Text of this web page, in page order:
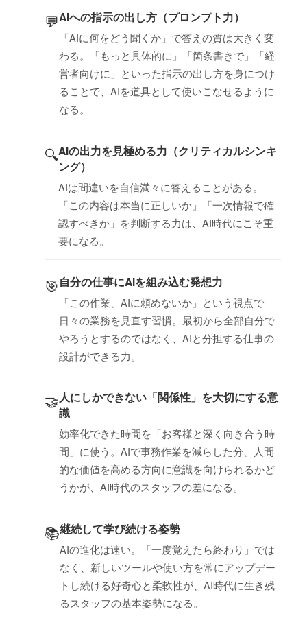
💬AIへの指示の出し方（プロンプト力）
「AIに何をどう聞くか」で答えの質は大きく変
わる。「もっと具体的に」「箇条書きで」「経
営者向けに」といった指示の出し方を身につけ
ることで、AIを道具として使いこなせるように
なる。
🔍AIの出力を見極める力（クリティカルシンキ
ング）
AIは間違いを自信満々に答えることがある。
「この内容は本当に正しいか」「一次情報で確
認すべきか」を判断する力は、AI時代にこそ重
要になる。
🎯自分の仕事にAIを組み込む発想力
「この作業、AIに頼めないか」という視点で
日々の業務を見直す習慣。最初から全部自分で
やろうとするのではなく、AIと分担する仕事の
設計ができる力。
🤝人にしかできない「関係性」を大切にする意
識
効率化できた時間を「お客様と深く向き合う時
間」に使う。AIで事務作業を減らした分、人間
的な価値を高める方向に意識を向けられるかど
うかが、AI時代のスタッフの差になる。
📚継続して学び続ける姿勢
AIの進化は速い。「一度覚えたら終わり」では
なく、新しいツールや使い方を常にアップデー
トし続ける好奇心と柔軟性が、AI時代に生き残
るスタッフの基本姿勢になる。